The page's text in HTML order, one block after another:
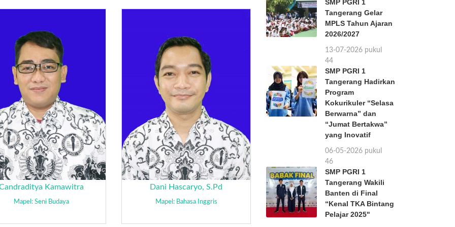
Kamawitra
Mapel: Seni Budaya
Dani Hascaryo, S.Pd
Mapel: Bahasa Inggris
SMP PGRI 1
Tangerang Gelar
MPLS Tahun Ajaran
2026/2027
13-07-2026 pukul
11:44
SMP PGRI 1
Tangerang Hadirkan
Program
Kokurikuler “Selasa
Berwarna” dan
“Jumat Bertakwa”
yang Inovatif
06-05-2026 pukul
11:46
SMP PGRI 1
Tangerang Wakili
Banten di Final
“Kenal TKA Bintang
Pelajar 2025"